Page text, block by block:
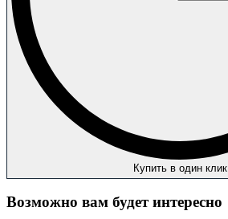
Купить в один клик
Возможно вам будет интересно